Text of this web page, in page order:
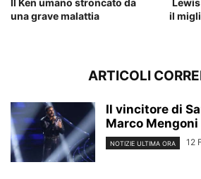
Il Ken umano stroncato da
una grave malattia
il
ARTICOLI
Il vincitore di
Marco Mengoni
NOTIZIE ULTIMA ORA 12